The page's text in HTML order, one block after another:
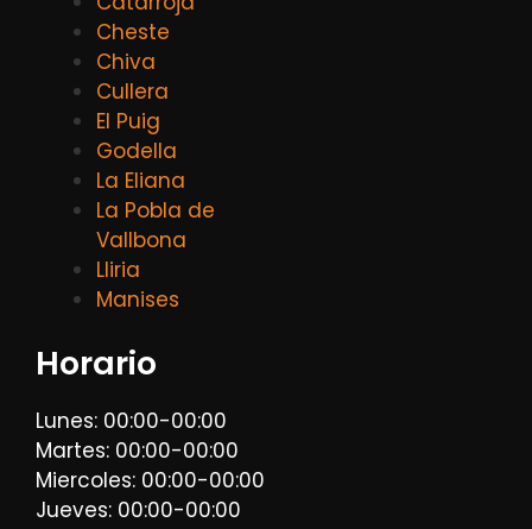
Cheste
Chiva
Cullera
El Puig
Godella
La Eliana
La Pobla de
Vallbona
Lliria
Manises
Horario
Lunes: 00:00-00:00
Martes: 00:00-00:00
Miercoles: 00:00-00:00
Jueves: 00:00-00:00